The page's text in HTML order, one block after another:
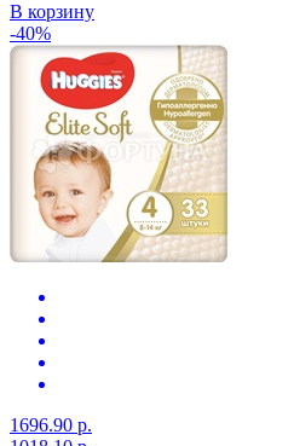
В корзину
-40%
1696.90 р.